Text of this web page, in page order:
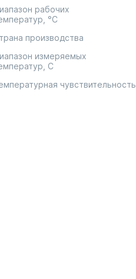
рабочих
°С
производства
измеряемых
С
чувствительность